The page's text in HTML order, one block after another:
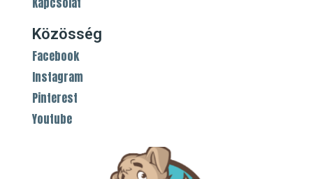
Közösség
Facebook
Instagram
Pinterest
Youtube